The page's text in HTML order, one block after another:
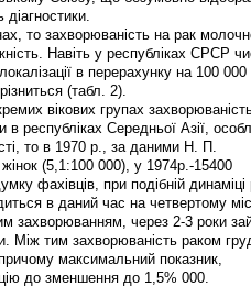
діагностики.
то захворюваність на рак
Навіть у республіках СРСР
в перерахунку на 100 000
(табл. 2).
вікових групах
в республіках Середньої Азії,
то в 1970 р., за даними Н. П.
(5,1:100 000), у 1974р.-15400
фахівців, при подібній динаміці
в даний час на четвертому
захворюванням, через 2-3 роки
Між тим захворюваність раком
максимальний показник,
до зменшення до 1,5% 000.